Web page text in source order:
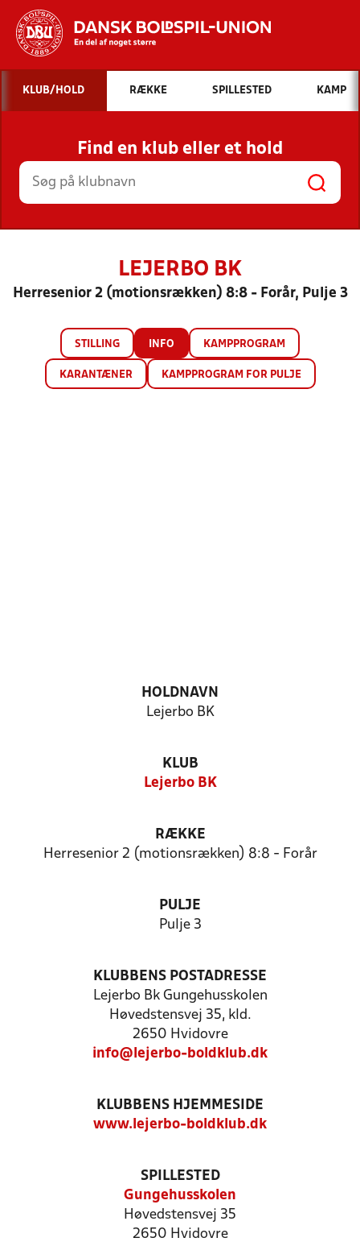
Hvad vil du søge efter?
INDHOLD OG NYHEDER
STILLINGER, RESULTATER, KLUBBER OG
HOLD
KLUB/HOLD RÆKKE SPILLESTED KAMP
Find en klub eller et hold
LEJERBO BK
Herresenior 2 (motionsrækken) 8:8 - Forår, Pulje 3
STILLING INFO KAMPPROGRAM
KARANTÆNER KAMPPROGRAM FOR PULJE
HOLDNAVN
Lejerbo BK
KLUB
Lejerbo BK
RÆKKE
Herresenior 2 (motionsrækken) 8:8 - Forår
PULJE
Pulje 3
KLUBBENS POSTADRESSE
Lejerbo Bk Gungehusskolen
Høvedstensvej 35, kld.
2650 Hvidovre
info@lejerbo-boldklub.dk
KLUBBENS HJEMMESIDE
www.lejerbo-boldklub.dk
SPILLESTED
Gungehusskolen
Høvedstensvej 35
2650 Hvidovre